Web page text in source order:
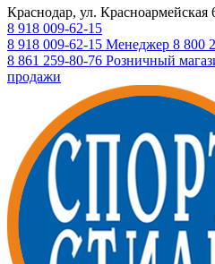
Краснодар, ул. Красноармейская
8 918 009-62-15
8 918 009-62-15 Менеджер 8 800
8 861 259-80-76 Розничный
продажи